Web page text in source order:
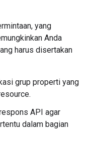
yang
Anda
harus disertakan
grup properti yang
API agar
dalam bagian